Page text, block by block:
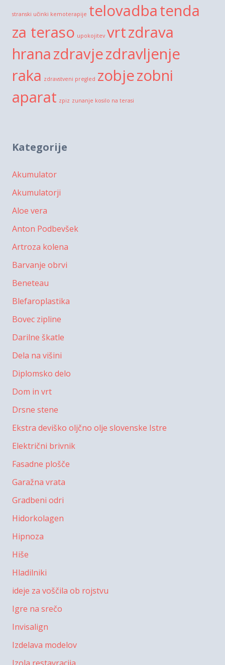
stranski učinki kemoterapije telovadbatenda
za teraso upokojitev vrtzdrava
hranazdravjezdravljenje
raka zdravstveni pregled zobjezobni
aparat zpiz zunanje kosilo na terasi
Kategorije
Akumulator
Akumulatorji
Aloe vera
Anton Podbevšek
Artroza kolena
Barvanje obrvi
Beneteau
Blefaroplastika
Bovec zipline
Darilne škatle
Dela na višini
Diplomsko delo
Dom in vrt
Drsne stene
Ekstra deviško oljčno olje slovenske Istre
Električni brivnik
Fasadne plošče
Garažna vrata
Gradbeni odri
Hidorkolagen
Hipnoza
Hiše
Hladilniki
ideje za voščila ob rojstvu
Igre na srečo
Invisalign
Izdelava modelov